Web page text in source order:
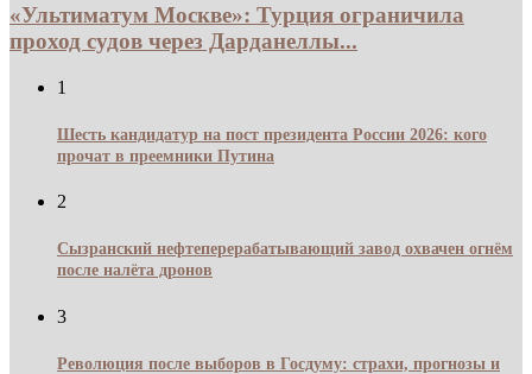
«Ультиматум Москве»: Турция ограничила
проход судов через Дарданеллы...
1
Шесть кандидатур на пост президента России 2026: кого
прочат в преемники Путина
2
Сызранский нефтеперерабатывающий завод охвачен огнём
после налёта дронов
3
Революция после выборов в Госдуму: страхи, прогнозы и